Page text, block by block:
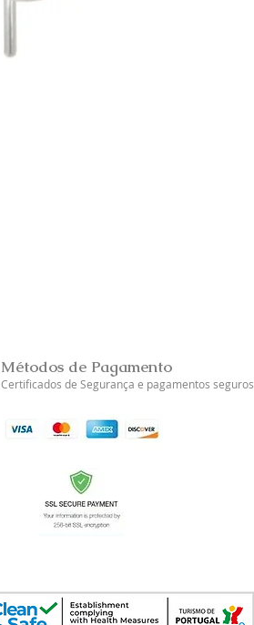
Métodos de Pagamento
Certificados de Segurança e pagamentos seguros